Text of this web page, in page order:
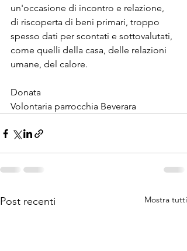
un'occasione di incontro e relazione,
di riscoperta di beni primari, troppo
spesso dati per scontati e sottovalutati,
come quelli della casa, delle relazioni
umane, del calore.
Donata
Volontaria parrocchia Beverara
Post recenti Mostra tutti